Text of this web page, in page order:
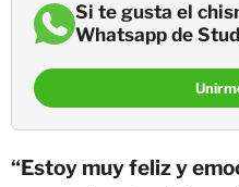
Si te gusta el
Whatsapp de
“Estoy muy feliz y